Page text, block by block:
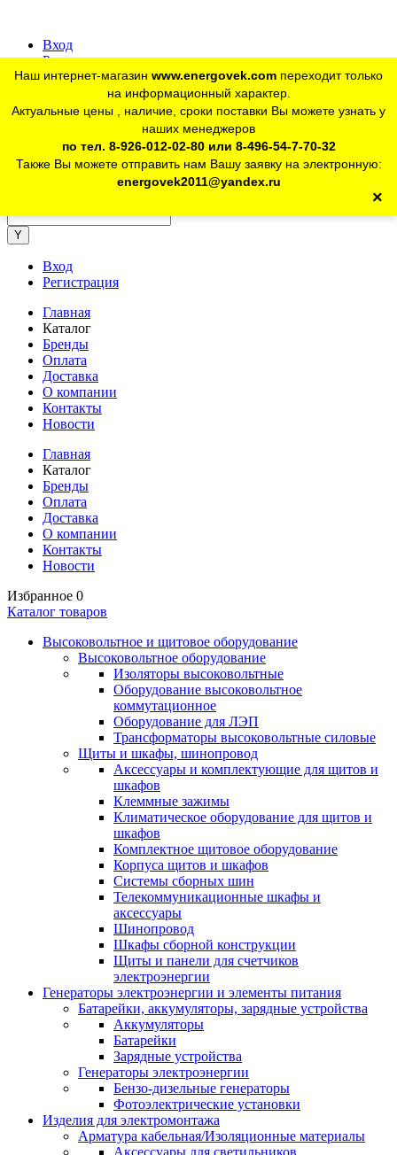
Вход
Регистрация
Для юр. лиц:+7 (926) 012-02-80
telegram Розничный магазин:+7 (925) 902-46-10
Наш интернет-магазин www.energovek.com переходит только
на информационный характер.
Актуальные цены , наличие, сроки поставки Вы можете узнать у
наших менеджеров
по тел. 8-926-012-02-80 или 8-496-54-7-70-32
Также Вы можете отправить нам Вашу заявку на электронную:
energovek2011@yandex.ru
×
Вход
Регистрация
Главная
Каталог
Бренды
Оплата
Доставка
О компании
Контакты
Новости
Главная
Каталог
Бренды
Оплата
Доставка
О компании
Контакты
Новости
Избранное 0
Каталог товаров
Высоковольтное и щитовое оборудование
Высоковольтное оборудование
Изоляторы высоковольтные
Оборудование высоковольтное
коммутационное
Оборудование для ЛЭП
Трансформаторы высоковольтные силовые
Щиты и шкафы, шинопровод
Аксессуары и комплектующие для щитов и
шкафов
Клеммные зажимы
Климатическое оборудование для щитов и
шкафов
Комплектное щитовое оборудование
Корпуса щитов и шкафов
Системы сборных шин
Телекоммуникационные шкафы и
аксессуары
Шинопровод
Шкафы сборной конструкции
Щиты и панели для счетчиков
электроэнергии
Генераторы электроэнергии и элементы питания
Батарейки, аккумуляторы, зарядные устройства
Аккумуляторы
Батарейки
Зарядные устройства
Генераторы электроэнергии
Бензо-дизельные генераторы
Фотоэлектрические установки
Изделия для электромонтажа
Арматура кабельная/Изоляционные материалы
Аксессуары для светильников